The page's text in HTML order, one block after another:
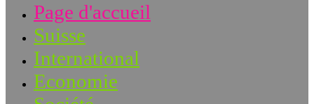
Page d'accueil
Suisse
International
Economie